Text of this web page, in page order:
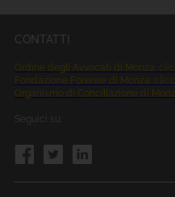
CONTATTI
Ordine degli Avvocati di Monza
Fondazione Forense di Monza
Organismo di Conciliazione di Monza
Seguici su: